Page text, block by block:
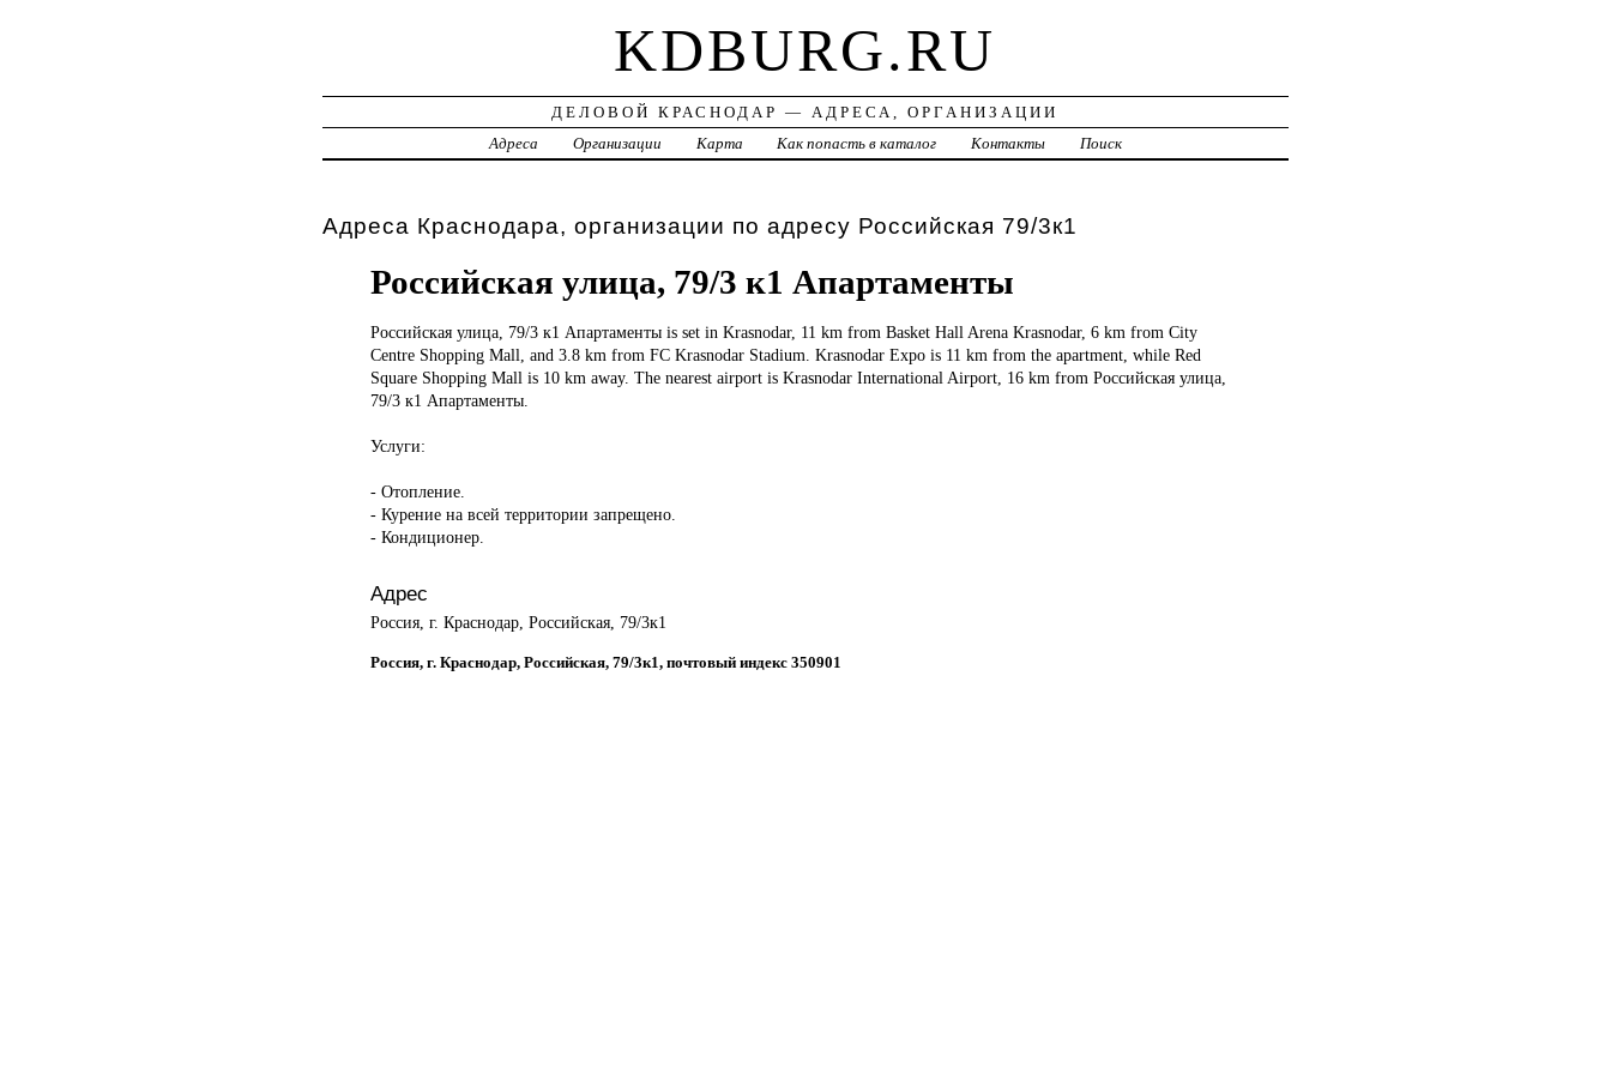
KDBURG.RU
ДЕЛОВОЙ КРАСНОДАР — АДРЕСА, ОРГАНИЗАЦИИ
Адреса
Организации Карта Как попасть в каталог Контакты Поиск
Адреса Краснодара, организации по адресу Российская 79/3к1
Российская улица, 79/3 к1 Апартаменты
Российская улица, 79/3 к1 Апартаменты is set in Krasnodar, 11 km from Basket Hall Arena Krasnodar, 6 km from City
Centre Shopping Mall, and 3.8 km from FC Krasnodar Stadium. Krasnodar Expo is 11 km from the apartment, while Red
Square Shopping Mall is 10 km away. The nearest airport is Krasnodar International Airport, 16 km from Российская улица,
79/3 к1 Апартаменты.
Услуги:
- Отопление.
- Курение на всей территории запрещено.
- Кондиционер.
Адрес
Россия, г. Краснодар, Российская, 79/3к1
Россия, г. Краснодар, Российская, 79/3к1, почтовый индекс 350901